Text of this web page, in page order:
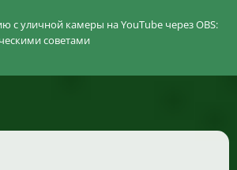
с уличной камеры на YouTube через OBS:
советами